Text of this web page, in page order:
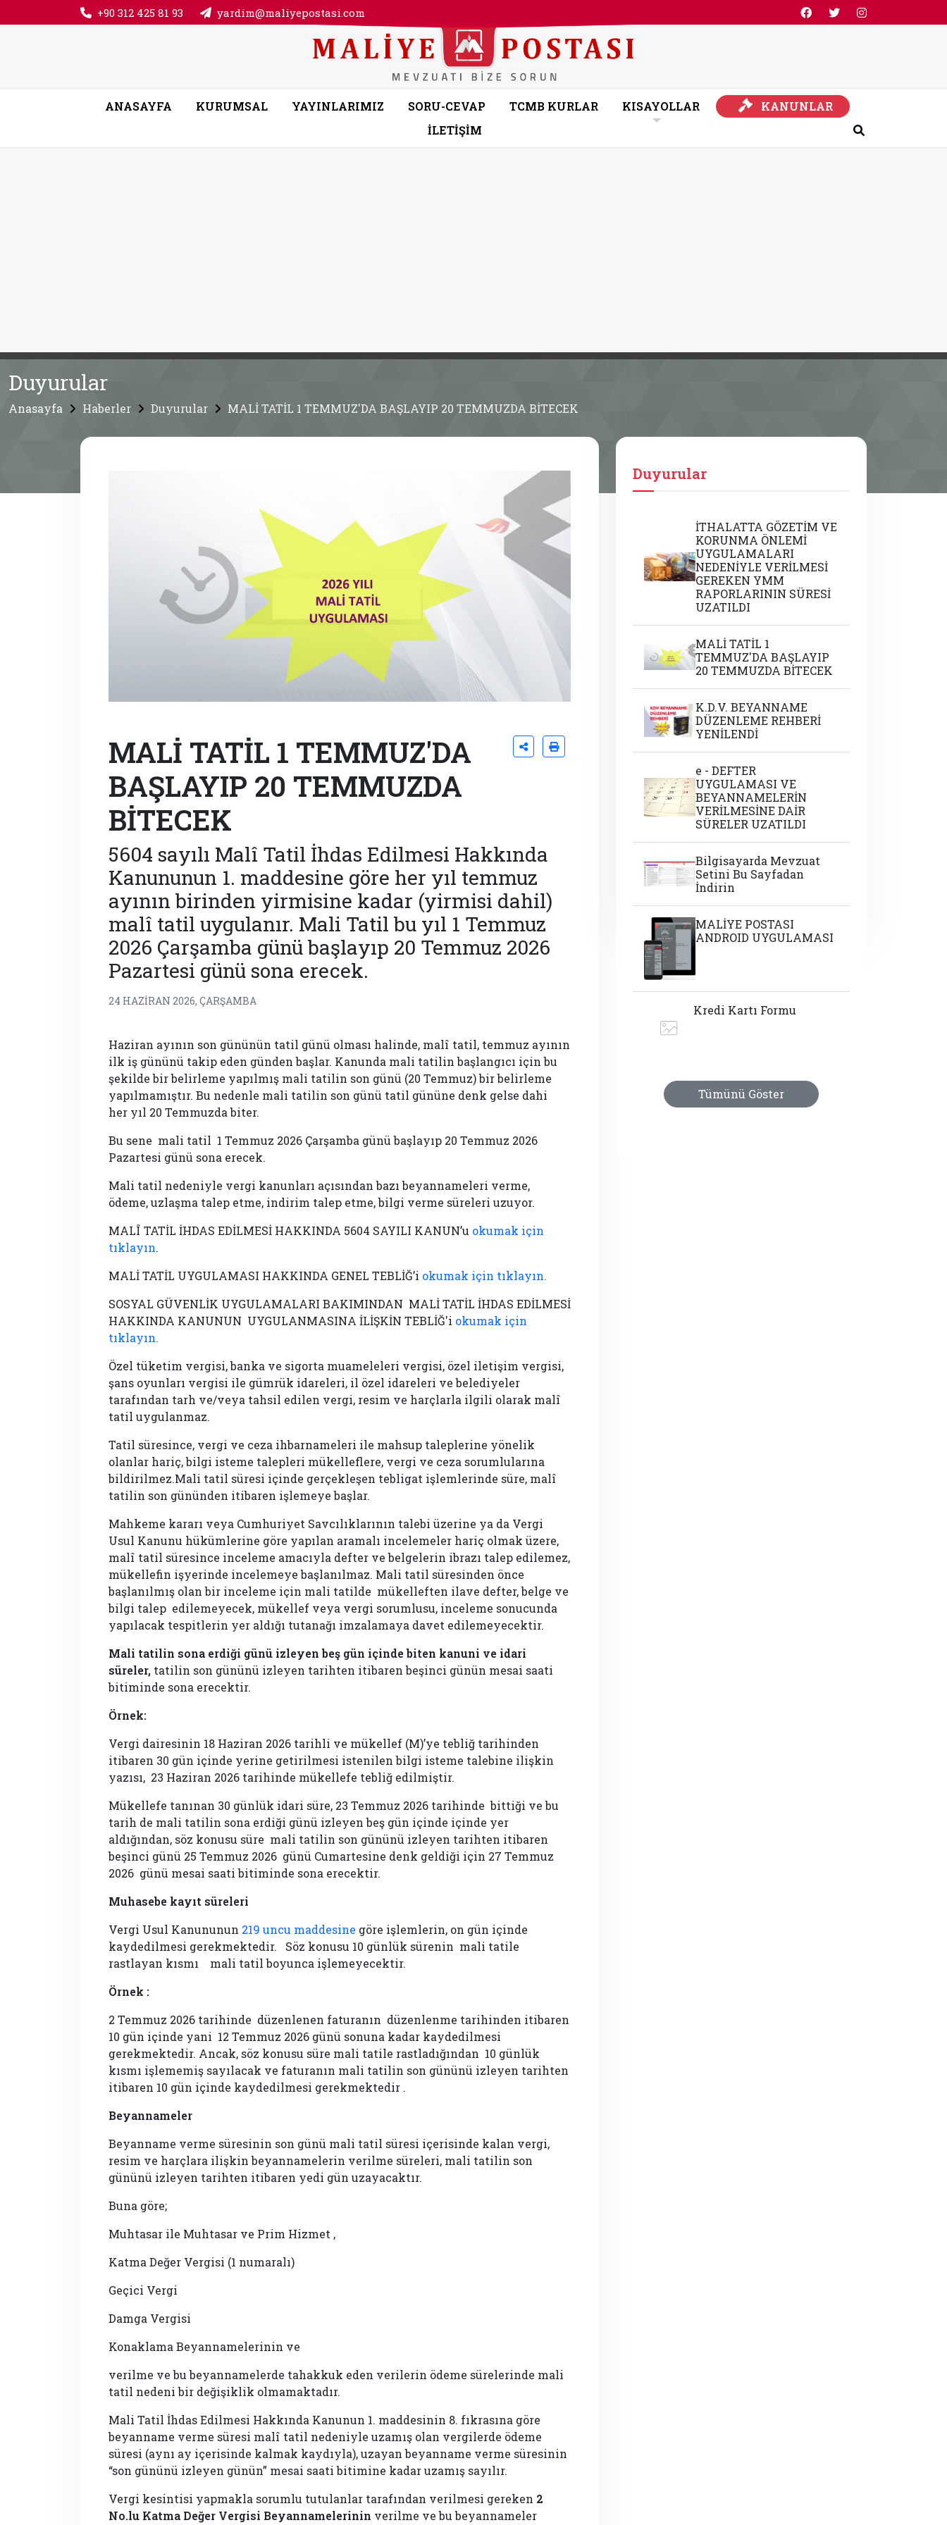
+90 312 425 81 93 yardim@maliyepostasi.com
ANASAYFA KURUMSAL YAYINLARIMIZ SORU-CEVAP TCMB KURLAR KISAYOLLAR KANUNLAR
KANUNLAR
İLETİŞİM
Duyurular
Anasayfa Haberler Duyurular MALİ TATİL 1 TEMMUZ'DA BAŞLAYIP 20 TEMMUZDA BİTECEK
MALİ TATİL 1 TEMMUZ'DA
BAŞLAYIP 20 TEMMUZDA
BİTECEK
5604 sayılı Malî Tatil İhdas Edilmesi Hakkında
Kanununun 1. maddesine göre her yıl temmuz
ayının birinden yirmisine kadar (yirmisi dahil)
malî tatil uygulanır. Mali Tatil bu yıl 1 Temmuz
2026 Çarşamba günü başlayıp 20 Temmuz 2026
Pazartesi günü sona erecek.
24 HAZIRAN 2026, ÇARŞAMBA
Haziran ayının son gününün tatil günü olması halinde, malî tatil, temmuz ayının
ilk iş gününü takip eden günden başlar. Kanunda mali tatilin başlangıcı için bu
şekilde bir belirleme yapılmış mali tatilin son günü (20 Temmuz) bir belirleme
yapılmamıştır. Bu nedenle mali tatilin son günü tatil gününe denk gelse dahi
her yıl 20 Temmuzda biter.
Bu sene mali tatil 1 Temmuz 2026 Çarşamba günü başlayıp 20 Temmuz 2026
Pazartesi günü sona erecek.
Mali tatil nedeniyle vergi kanunları açısından bazı beyannameleri verme,
ödeme, uzlaşma talep etme, indirim talep etme, bilgi verme süreleri uzuyor.
MALÎ TATİL İHDAS EDİLMESİ HAKKINDA 5604 SAYILI KANUN’u okumak için
tıklayın.
MALİ TATİL UYGULAMASI HAKKINDA GENEL TEBLİĞ’i okumak için tıklayın.
SOSYAL GÜVENLİK UYGULAMALARI BAKIMINDAN MALİ TATİL İHDAS EDİLMESİ
HAKKINDA KANUNUN UYGULANMASINA İLİŞKİN TEBLİĞ'i okumak için
tıklayın.
Özel tüketim vergisi, banka ve sigorta muameleleri vergisi, özel iletişim vergisi,
şans oyunları vergisi ile gümrük idareleri, il özel idareleri ve belediyeler
tarafından tarh ve/veya tahsil edilen vergi, resim ve harçlarla ilgili olarak malî
tatil uygulanmaz.
Tatil süresince, vergi ve ceza ihbarnameleri ile mahsup taleplerine yönelik
olanlar hariç, bilgi isteme talepleri mükelleflere, vergi ve ceza sorumlularına
bildirilmez.Mali tatil süresi içinde gerçekleşen tebligat işlemlerinde süre, malî
tatilin son gününden itibaren işlemeye başlar.
Mahkeme kararı veya Cumhuriyet Savcılıklarının talebi üzerine ya da Vergi
Usul Kanunu hükümlerine göre yapılan aramalı incelemeler hariç olmak üzere,
malî tatil süresince inceleme amacıyla defter ve belgelerin ibrazı talep edilemez,
mükellefin işyerinde incelemeye başlanılmaz. Mali tatil süresinden önce
başlanılmış olan bir inceleme için mali tatilde mükelleften ilave defter, belge ve
bilgi talep edilemeyecek, mükellef veya vergi sorumlusu, inceleme sonucunda
yapılacak tespitlerin yer aldığı tutanağı imzalamaya davet edilemeyecektir.
Mali tatilin sona erdiği günü izleyen beş gün içinde biten kanuni ve idari
süreler, tatilin son gününü izleyen tarihten itibaren beşinci günün mesai saati
bitiminde sona erecektir.
Örnek:
Vergi dairesinin 18 Haziran 2026 tarihli ve mükellef (M)’ye tebliğ tarihinden
itibaren 30 gün içinde yerine getirilmesi istenilen bilgi isteme talebine ilişkin
yazısı, 23 Haziran 2026 tarihinde mükellefe tebliğ edilmiştir.
Mükellefe tanınan 30 günlük idari süre, 23 Temmuz 2026 tarihinde bittiği ve bu
tarih de mali tatilin sona erdiği günü izleyen beş gün içinde içinde yer
aldığından, söz konusu süre mali tatilin son gününü izleyen tarihten itibaren
beşinci günü 25 Temmuz 2026 günü Cumartesine denk geldiği için 27 Temmuz
2026 günü mesai saati bitiminde sona erecektir.
Muhasebe kayıt süreleri
Vergi Usul Kanununun 219 uncu maddesine göre işlemlerin, on gün içinde
kaydedilmesi gerekmektedir. Söz konusu 10 günlük sürenin mali tatile
rastlayan kısmı mali tatil boyunca işlemeyecektir.
Örnek :
2 Temmuz 2026 tarihinde düzenlenen faturanın düzenlenme tarihinden itibaren
10 gün içinde yani 12 Temmuz 2026 günü sonuna kadar kaydedilmesi
gerekmektedir. Ancak, söz konusu süre mali tatile rastladığından 10 günlük
kısmı işlememiş sayılacak ve faturanın mali tatilin son gününü izleyen tarihten
itibaren 10 gün içinde kaydedilmesi gerekmektedir .
Beyannameler
Beyanname verme süresinin son günü mali tatil süresi içerisinde kalan vergi,
resim ve harçlara ilişkin beyannamelerin verilme süreleri, mali tatilin son
gününü izleyen tarihten itibaren yedi gün uzayacaktır.
Buna göre;
Muhtasar ile Muhtasar ve Prim Hizmet ,
Katma Değer Vergisi (1 numaralı)
Geçici Vergi
Damga Vergisi
Konaklama Beyannamelerinin ve
verilme ve bu beyannamelerde tahakkuk eden verilerin ödeme sürelerinde mali
tatil nedeni bir değişiklik olmamaktadır.
Mali Tatil İhdas Edilmesi Hakkında Kanunun 1. maddesinin 8. fıkrasına göre
beyanname verme süresi malî tatil nedeniyle uzamış olan vergilerde ödeme
süresi (aynı ay içerisinde kalmak kaydıyla), uzayan beyanname verme süresinin
“son gününü izleyen günün” mesai saati bitimine kadar uzamış sayılır.
Vergi kesintisi yapmakla sorumlu tutulanlar tarafından verilmesi gereken 2
No.lu Katma Değer Vergisi Beyannamelerinin verilme ve bu beyannameler
Duyurular
İTHALATTA GÖZETİM VE
KORUNMA ÖNLEMİ
UYGULAMALARI
NEDENİYLE VERİLMESİ
GEREKEN YMM
RAPORLARININ SÜRESİ
UZATILDI
MALİ TATİL 1
TEMMUZ'DA BAŞLAYIP
20 TEMMUZDA BİTECEK
K.D.V. BEYANNAME
DÜZENLEME REHBERİ
YENİLENDİ
e - DEFTER
UYGULAMASI VE
BEYANNAMELERİN
VERİLMESİNE DAİR
SÜRELER UZATILDI
Bilgisayarda Mevzuat
Setini Bu Sayfadan
İndirin
MALİYE POSTASI
ANDROID UYGULAMASI
Kredi Kartı Formu
Tümünü Göster